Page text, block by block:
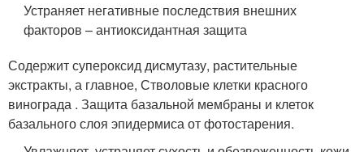
Устраняет негативные последствия внешних
факторов – антиоксидантная защита
Содержит супероксид дисмутазу, растительные
экстракты, а главное, Стволовые клетки красного
винограда . Защита базальной мембраны и клеток
базального слоя эпидермиса от фотостарения.